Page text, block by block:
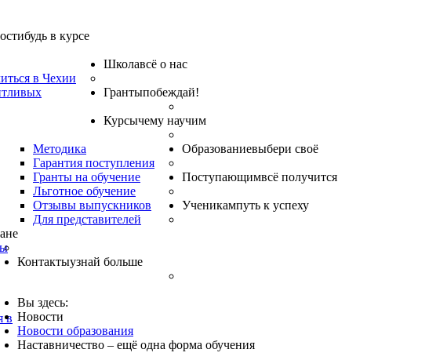
будь в курсе
в Чехии
Школавсё о нас
Методика
Гарантия поступления
Гранты на обучение
Льготное обучение
Отзывы выпускников
Для представителей
Грантыпобеждай!
Курсычему научим
в
Образованиевыбери своё
Поступающимвсё получится
Ученикампуть к успеху
Контактыузнай больше
Вы здесь:
Новости
Новости образования
Наставничество – ещё одна форма обучения